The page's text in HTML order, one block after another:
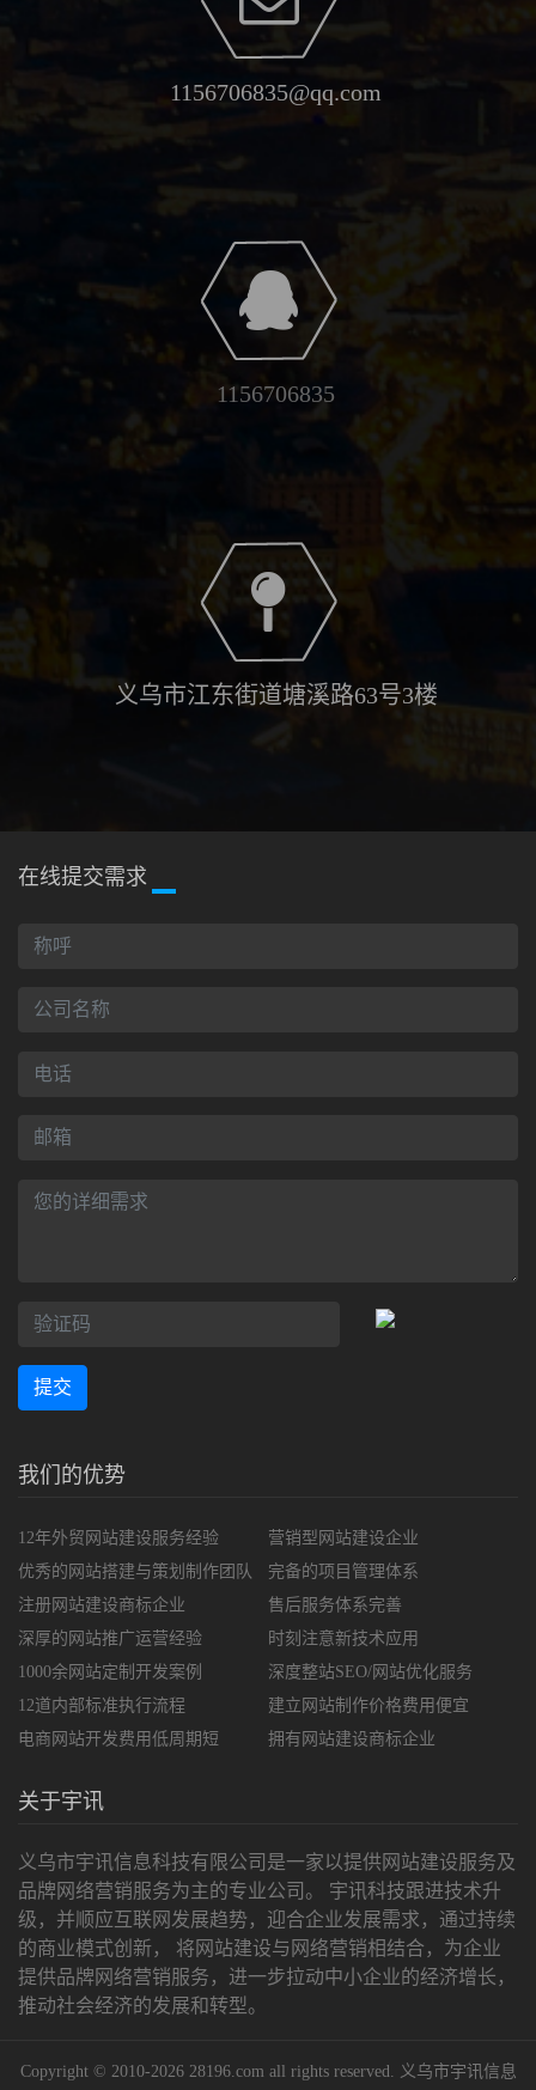
1156706835@qq.com
1156706835
义乌市江东街道塘溪路63号3楼
在线提交需求
提交
我们的优势
12年外贸网站建设服务经验
优秀的网站搭建与策划制作团队
注册网站建设商标企业
深厚的网站推广运营经验
1000余网站定制开发案例
12道内部标准执行流程
电商网站开发费用低周期短
营销型网站建设企业
完备的项目管理体系
售后服务体系完善
时刻注意新技术应用
深度整站SEO/网站优化服务
建立网站制作价格费用便宜
拥有网站建设商标企业
关于宇讯
义乌市宇讯信息科技有限公司是一家以提供网站建设服务及
品牌网络营销服务为主的专业公司。 宇讯科技跟进技术升
级，并顺应互联网发展趋势，迎合企业发展需求，通过持续
的商业模式创新， 将网站建设与网络营销相结合，为企业
提供品牌网络营销服务，进一步拉动中小企业的经济增长，
推动社会经济的发展和转型。
Copyright © 2010-2026 28196.com all rights reserved. 义乌市宇讯信息